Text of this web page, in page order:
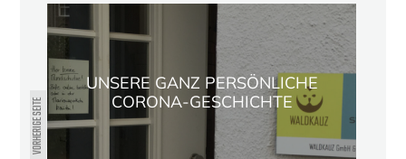
VORHERIGE SEITE
UNSERE GANZ PERSÖNLICHE
CORONA-GESCHICHTE